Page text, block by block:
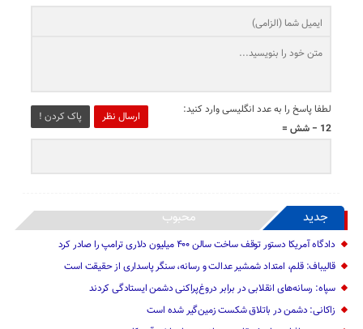
ارسال نظر پاک کردن !
لطفا پاسخ را به عدد انگلیسی وارد کنید:
12 − شش =
جدید محبوب
دادگاه آمریکا دستور توقف ساخت سالن ۴۰۰ میلیون دلاری ترامپ را صادر کرد
قالیباف: قلم، امتداد شمشیر عدالت و رسانه، سنگر پاسداری از حقیقت است
سپاه: رسانه‌های انقلابی در برابر دروغ‌پراکنی دشمن ایستادگی کردند
زاکانی: دشمن در باتلاق شکست زمین‌گیر شده است